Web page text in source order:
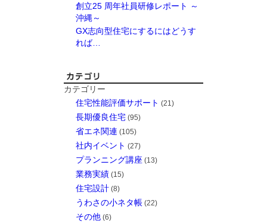
創立25 周年社員研修レポート ～
沖縄～
GX志向型住宅にするにはどうす
れば…
カテゴリー
住宅性能評価サポート (21)
長期優良住宅 (95)
省エネ関連 (105)
社内イベント (27)
プランニング講座 (13)
業務実績 (15)
住宅設計 (8)
うわさの小ネタ帳 (22)
その他 (6)